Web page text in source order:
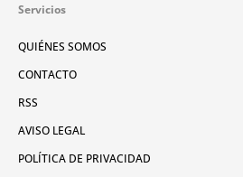
Servicios
QUIÉNES SOMOS
CONTACTO
RSS
AVISO LEGAL
POLÍTICA DE PRIVACIDAD